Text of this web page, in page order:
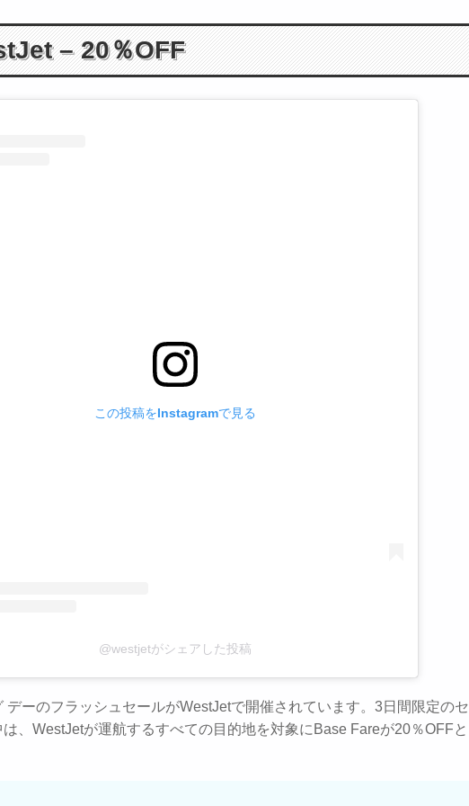
– 20％OFF
この投稿をInstagramで見る
@westjetがシェアした投稿
デーのフラッシュセールがWestJetで開催されています。3日間限定のセ
、WestJetが運航するすべての目的地を対象にBase Fareが20％OFFと